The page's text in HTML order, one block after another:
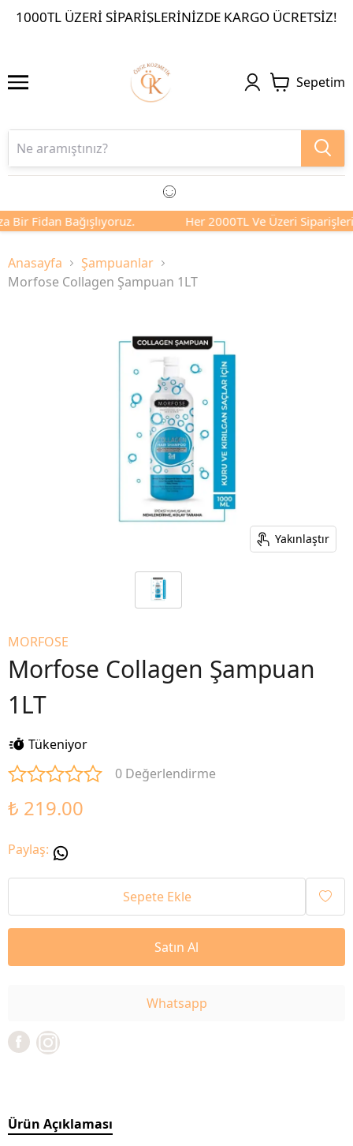
1000TL ÜZERI SIPARIŞLERINIZDE KARGO ÜCRETSIZ!
Sepetim
Fidan Bağışlıyoruz. Her 2000TL Ve Üzeri
Anasayfa
Şampuanlar
Morfose Collagen Şampuan 1LT
Yakınlaştır
MORFOSE
Morfose Collagen Şampuan
1LT
Tükeniyor
0 Değerlendirme
₺ 219.00
Paylaş:
Sepete Ekle
Satın Al
Whatsapp
Ürün Açıklaması